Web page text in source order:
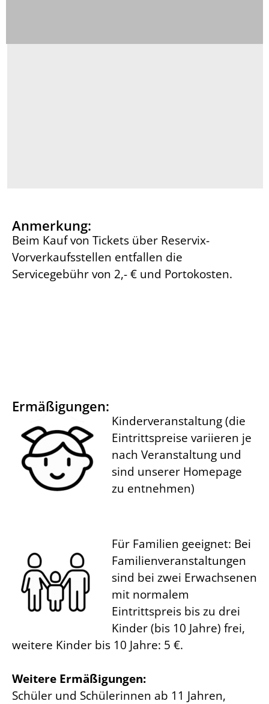
Anmerkung:
Beim Kauf von Tickets über Reservix-
Vorverkaufsstellen entfallen die
Servicegebühr von 2,- € und Portokosten.
Ermäßigungen:
Kinderveranstaltung (die
Eintrittspreise variieren je
nach Veranstaltung und
sind unserer Homepage
zu entnehmen)
Für Familien geeignet: Bei
Familienveranstaltungen
sind bei zwei Erwachsenen
mit normalem
Eintrittspreis bis zu drei
Kinder (bis 10 Jahre) frei,
weitere Kinder bis 10 Jahre: 5 €.
Weitere Ermäßigungen:
Schüler und Schülerinnen ab 11 Jahren,